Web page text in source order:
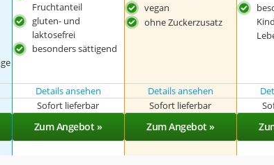
Fruchtanteil
gluten- und
laktosefrei
besonders sättigend
vegan
ohne Zuckerzusatz
Details ansehen Details ansehen
Sofort lieferbar Sofort lieferbar
Zum Angebot » Zum Angebot »